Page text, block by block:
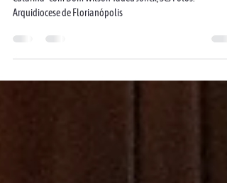
Tadeu Jönck, SCJ
25/11 | 15h00 Santa Missa Solene e Procissão de Santa